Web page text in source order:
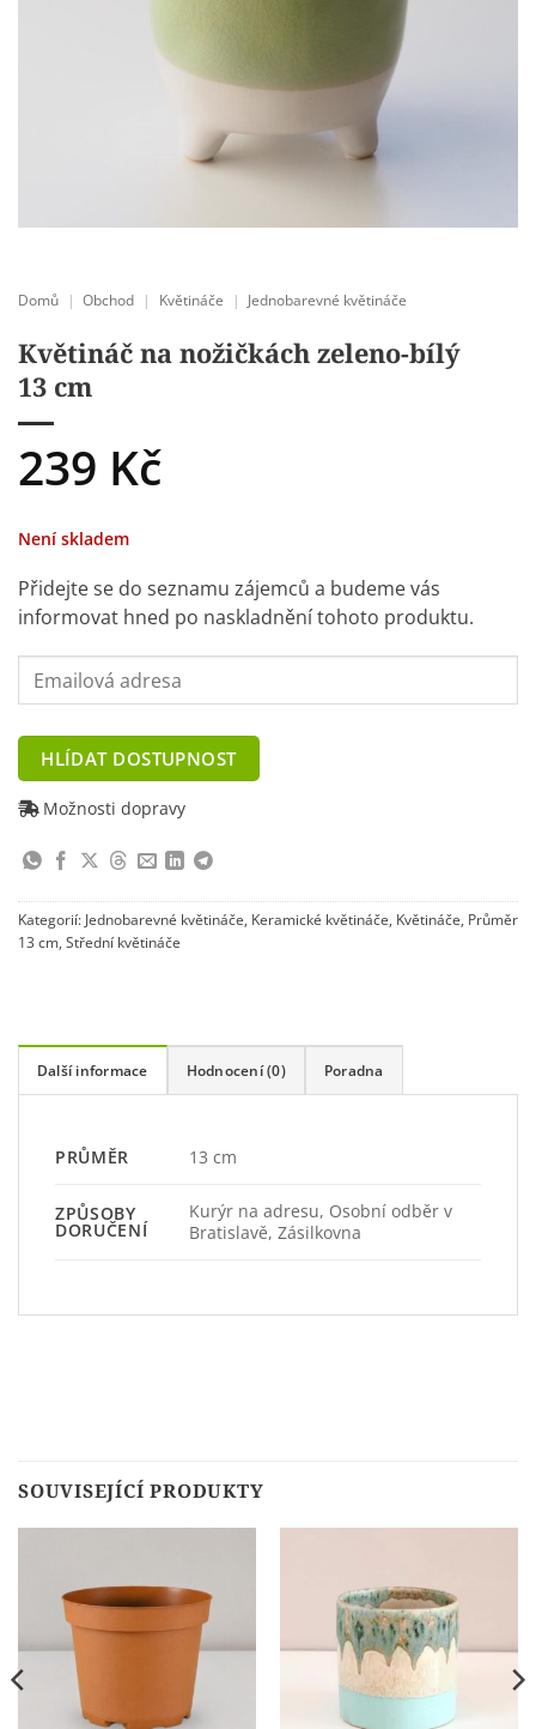
Domů | Obchod | Květináče | Jednobarevné květináče
Květináč na nožičkách zeleno-bílý
13 cm
239 Kč
Není skladem
Přidejte se do seznamu zájemců a budeme vás
informovat hned po naskladnění tohoto produktu.
your
address
to
join
waitlist
this
product
HLÍDAT DOSTUPNOST
Možnosti dopravy
Kategorií: Jednobarevné květináče, Keramické květináče, Květináče, Průměr
13 cm, Střední květináče
Další informace Hodnocení (0) Poradna
PRŮMĚR 13 cm
ZPŮSOBY
DORUČENÍ
Kurýr na adresu, Osobní odběr v
Bratislavě, Zásilkovna
SOUVISEJÍCÍ PRODUKTY